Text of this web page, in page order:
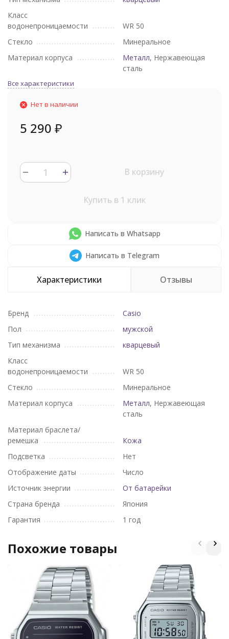
Класс
водонепроницаемости
WR 50
Стекло
Минеральное
Материал корпуса
Металл, Нержавеющая
сталь
Все характеристики
Нет в наличии
5 290 ₽
В корзину
Купить в 1 клик
Написать в Whatsapp
Написать в Telegram
Характеристики Отзывы
Бренд
Casio
Пол
мужской
Тип механизма
кварцевый
Класс
водонепроницаемости
WR 50
Стекло
Минеральное
Материал корпуса
Металл, Нержавеющая
сталь
Материал браслета/
ремешка
Кожа
Подсветка
Нет
Отображение даты
Число
Источник энергии
От батарейки
Страна бренда
Япония
Гарантия
1 год
Похожие товары